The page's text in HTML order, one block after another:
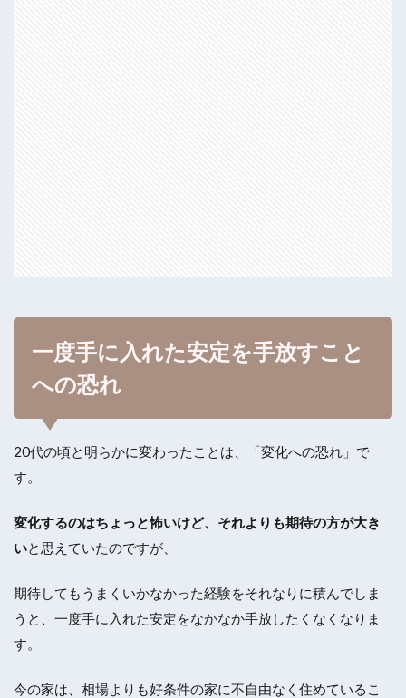
一度手に入れた安定を手放すこと
への恐れ
20代の頃と明らかに変わったことは、「変化への恐れ」で
す。
変化するのはちょっと怖いけど、それよりも期待の方が大き
いと思えていたのですが、
期待してもうまくいかなかった経験をそれなりに積んでしま
うと、一度手に入れた安定をなかなか手放したくなくなりま
す。
今の家は、相場よりも好条件の家に不自由なく住めているこ